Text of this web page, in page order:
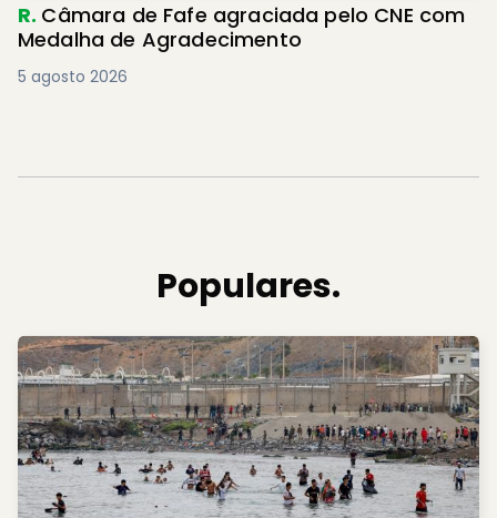
R. Câmara de Fafe agraciada pelo CNE com
Medalha de Agradecimento
5 agosto 2026
Populares.